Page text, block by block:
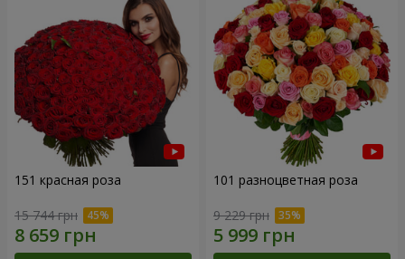
151 красная роза
15 744 грн
101 разноцветная роза
9 229 грн